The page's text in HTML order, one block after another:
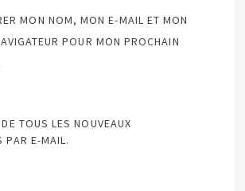
MON NOM, MON E-MAIL ET MON
POUR MON PROCHAIN
TOUS LES NOUVEAUX
PAR E-MAIL.